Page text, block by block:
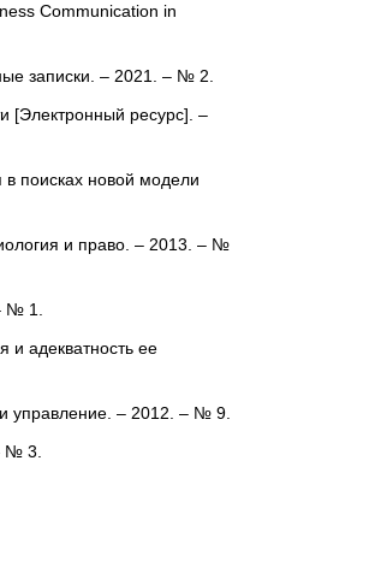
Communication in
записки. – 2021. – № 2.
[Электронный ресурс]. –
поисках новой модели
и право. – 2013. – №
№ 1.
и адекватность ее
управление. – 2012. – № 9.
№ 3.